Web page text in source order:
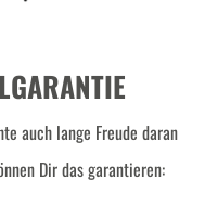
auch lange Freude daran
Dir das garantieren: